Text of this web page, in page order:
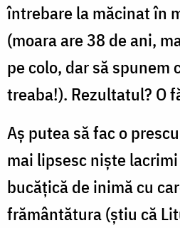
unsplash.com
întrebare la măcinat în
(moara are 38 de ani,
pe colo, dar să spunem
treaba!). Rezultatul? O
Aș putea să fac o
mai lipsesc niște
bucățică de inimă cu
frământătura (știu că